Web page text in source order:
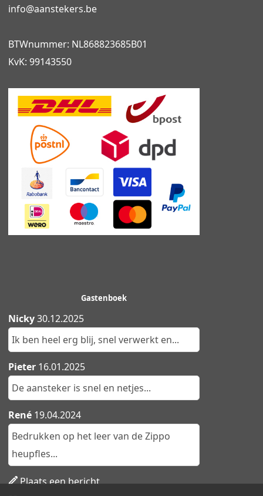
info@aanstekers.be
BTWnummer: NL868823685B01
KvK: 99143550
Gastenboek
Nicky30.12.2025
Ik ben heel erg blij, snel verwerkt en...
Pieter 16.01.2025
De aansteker is snel en netjes...
René 19.04.2024
Bedrukken op het leer van de Zippo
heupfles...
Plaats een bericht